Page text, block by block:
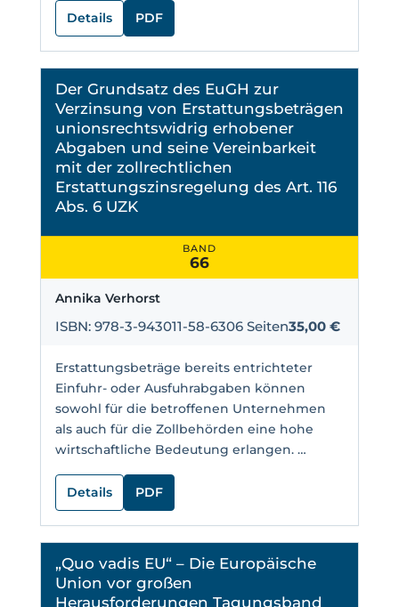
Details PDF
Der Grundsatz des EuGH zur
Verzinsung von Erstattungsbeträgen
unionsrechtswidrig erhobener
Abgaben und seine Vereinbarkeit
mit der zollrechtlichen
Erstattungszinsregelung des Art. 116
Abs. 6 UZK
BAND
66
Annika Verhorst
ISBN: 978-3-943011-58-6306 Seiten35,00 €
Erstattungsbeträge bereits entrichteter
Einfuhr- oder Ausfuhrabgaben können
sowohl für die betroffenen Unternehmen
als auch für die Zollbehörden eine hohe
wirtschaftliche Bedeutung erlangen. …
Details PDF
„Quo vadis EU“ – Die Europäische
Union vor großen
Herausforderungen Tagungsband